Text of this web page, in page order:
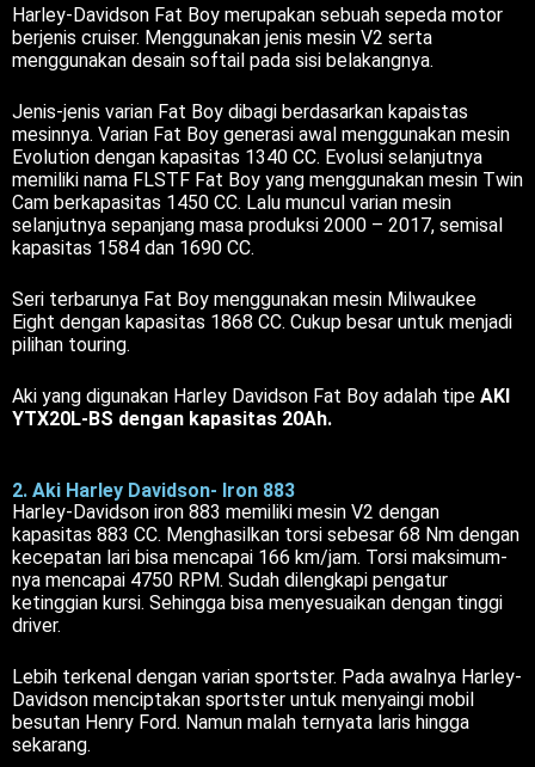
Harley-Davidson Fat Boy merupakan sebuah sepeda motor
berjenis cruiser. Menggunakan jenis mesin V2 serta
menggunakan desain softail pada sisi belakangnya.
Jenis-jenis varian Fat Boy dibagi berdasarkan kapaistas
mesinnya. Varian Fat Boy generasi awal menggunakan mesin
Evolution dengan kapasitas 1340 CC. Evolusi selanjutnya
memiliki nama FLSTF Fat Boy yang menggunakan mesin Twin
Cam berkapasitas 1450 CC. Lalu muncul varian mesin
selanjutnya sepanjang masa produksi 2000 – 2017, semisal
kapasitas 1584 dan 1690 CC.
Seri terbarunya Fat Boy menggunakan mesin Milwaukee
Eight dengan kapasitas 1868 CC. Cukup besar untuk menjadi
pilihan touring.
Aki yang digunakan Harley Davidson Fat Boy adalah tipe AKI
YTX20L-BS dengan kapasitas 20Ah.
2. Aki Harley Davidson- Iron 883
Harley-Davidson iron 883 memiliki mesin V2 dengan
kapasitas 883 CC. Menghasilkan torsi sebesar 68 Nm dengan
kecepatan lari bisa mencapai 166 km/jam. Torsi maksimum-
nya mencapai 4750 RPM. Sudah dilengkapi pengatur
ketinggian kursi. Sehingga bisa menyesuaikan dengan tinggi
driver.
Lebih terkenal dengan varian sportster. Pada awalnya Harley-
Davidson menciptakan sportster untuk menyaingi mobil
besutan Henry Ford. Namun malah ternyata laris hingga
sekarang.